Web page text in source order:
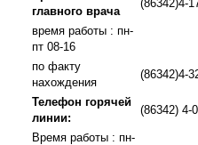
главного врача
(86342)4-
время работы : пн-
пт 08-16
по факту
нахождения
(86342)4-
Телефон горячей
линии:
(86342) 4-
Время работы : пн-